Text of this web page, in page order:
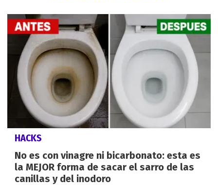
HACKS
No es con vinagre ni bicarbonato: esta es
la MEJOR forma de sacar el sarro de las
canillas y del inodoro